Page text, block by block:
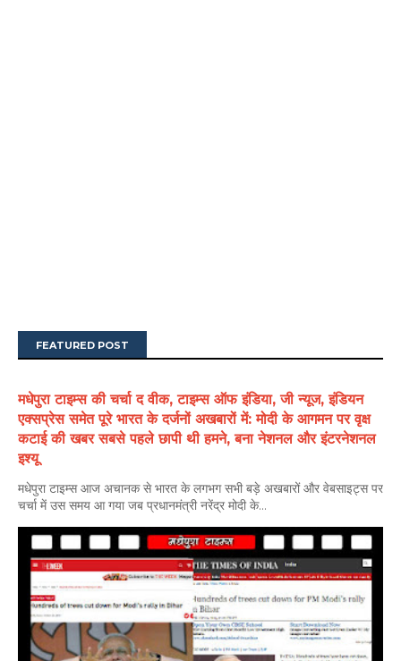
FEATURED POST
मधेपुरा टाइम्स की चर्चा द वीक, टाइम्स ऑफ इंडिया, जी न्यूज, इंडियन
एक्सप्रेस समेत पूरे भारत के दर्जनों अखबारों में: मोदी के आगमन पर वृक्ष
कटाई की खबर सबसे पहले छापी थी हमने, बना नेशनल और इंटरनेशनल
इश्यू
मधेपुरा टाइम्स आज अचानक से भारत के लगभग सभी बड़े अखबारों और वेबसाइट्स पर
चर्चा में उस समय आ गया जब प्रधानमंत्री नरेंद्र मोदी के...